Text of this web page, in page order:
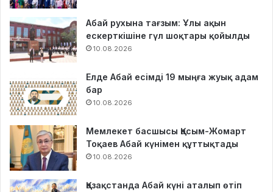
Абай рухына тағзым: Ұлы ақын
ескерткішіне гүл шоқтары қойылды
10.08.2026
Елде Абай есімді 19 мыңға жуық адам
бар
10.08.2026
Мемлекет басшысы Қасым-Жомарт
Тоқаев Абай күнімен құттықтады
10.08.2026
Қазақстанда Абай күні аталып өтіп